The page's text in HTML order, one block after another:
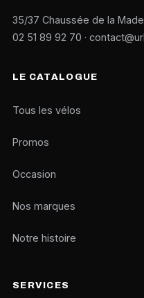
35/37 Chaussée de la
02 51 89 92 70 ·
LE CATALOGUE
Tous les vélos
Promos
Occasion
Nos marques
Notre histoire
SERVICES